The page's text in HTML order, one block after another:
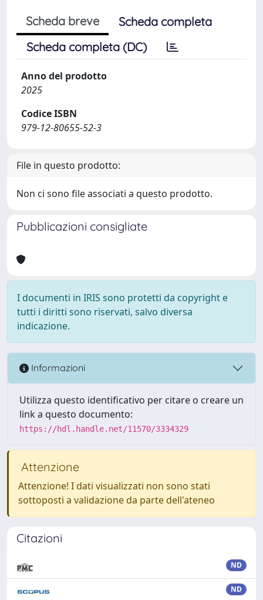
Scheda breve
Scheda completa
Scheda completa (DC)
Anno del prodotto
2025
Codice ISBN
979-12-80655-52-3
File in questo prodotto:
Non ci sono file associati a questo prodotto.
Pubblicazioni consigliate
I documenti in IRIS sono protetti da copyright e
tutti i diritti sono riservati, salvo diversa
indicazione.
Informazioni
Utilizza questo identificativo per citare o creare un
link a questo documento:
https://hdl.handle.net/11570/3334329
Attenzione
Attenzione! I dati visualizzati non sono stati
sottoposti a validazione da parte dell'ateneo
Citazioni
ND
ND